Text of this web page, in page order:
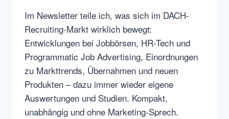
Im Newsletter teile ich, was sich im DACH-
Recruiting-Markt wirklich bewegt:
Entwicklungen bei Jobbörsen, HR-Tech und
Programmatic Job Advertising, Einordnungen
zu Markttrends, Übernahmen und neuen
Produkten – dazu immer wieder eigene
Auswertungen und Studien. Kompakt,
unabhängig und ohne Marketing-Sprech.